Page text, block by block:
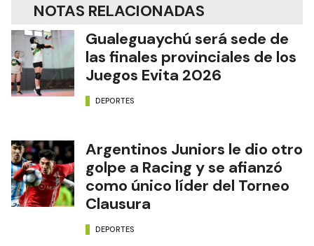
NOTAS RELACIONADAS
Gualeguaychú será sede de
las finales provinciales de los
Juegos Evita 2026
DEPORTES
Argentinos Juniors le dio otro
golpe a Racing y se afianzó
como único líder del Torneo
Clausura
DEPORTES